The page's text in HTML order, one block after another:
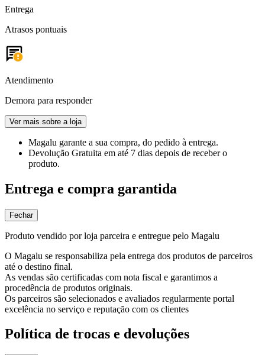
Entrega
Atrasos pontuais
Atendimento
Demora para responder
Ver mais sobre a loja
Magalu garante a sua compra, do pedido à entrega.
Devolução Gratuita em até 7 dias depois de receber o
produto.
Entrega e compra garantida
Fechar
Produto vendido por loja parceira e entregue pelo Magalu
O Magalu se responsabiliza pela entrega dos produtos de parceiros
até o destino final.
As vendas são certificadas com nota fiscal e garantimos a
procedência de produtos originais.
Os parceiros são selecionados e avaliados regularmente portal
excelência no serviço e reputação com os clientes
Política de trocas e devoluções